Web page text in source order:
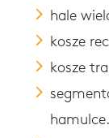
hale
kosze
kosze